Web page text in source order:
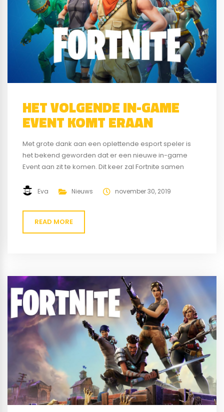
HET VOLGENDE IN-GAME
EVENT KOMT ERAAN
Met grote dank aan een oplettende esport speler is
het bekend geworden dat er een nieuwe in-game
Event aan zit te komen. Dit keer zal Fortnite samen
beloofd erg spectaculair te worden. Zeker de mensen
dat...
Eva Nieuws november 30, 2019
READ MORE